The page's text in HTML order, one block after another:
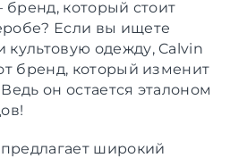
бренд, который стоит
Если вы ищете
одежду, Calvin
бренд, который изменит
он остается эталоном
широкий